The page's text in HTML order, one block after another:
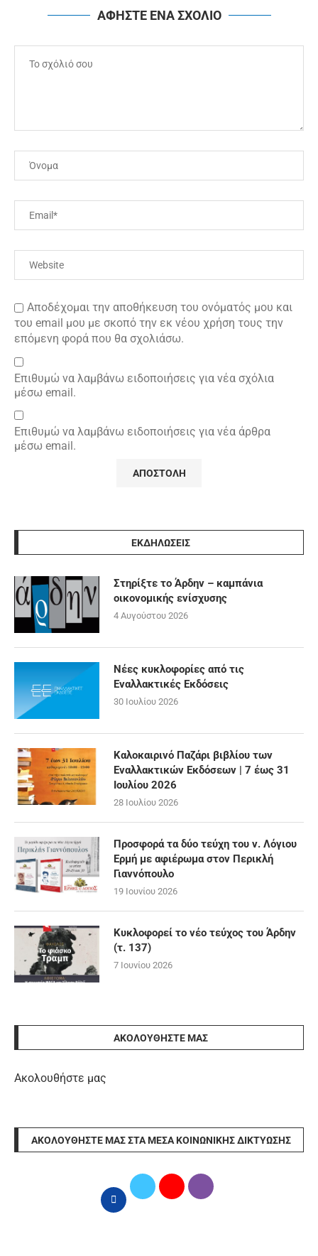
ΑΦΗΣΤΕ ΕΝΑ ΣΧΟΛΙΟ
Αποδέχομαι την αποθήκευση του ονόματός μου και
του email μου με σκοπό την εκ νέου χρήση τους την
επόμενη φορά που θα σχολιάσω.
Επιθυμώ να λαμβάνω ειδοποιήσεις για νέα σχόλια
μέσω email.
Επιθυμώ να λαμβάνω ειδοποιήσεις για νέα άρθρα
μέσω email.
ΕΚΔΗΛΩΣΕΙΣ
Στηρίξτε το Άρδην – καμπάνια
οικονομικής ενίσχυσης
4 Αυγούστου 2026
Νέες κυκλοφορίες από τις
Εναλλακτικές Εκδόσεις
30 Ιουλίου 2026
Καλοκαιρινό Παζάρι βιβλίου των
Εναλλακτικών Εκδόσεων | 7 έως 31
Ιουλίου 2026
28 Ιουλίου 2026
Προσφορά τα δύο τεύχη του ν. Λόγιου
Ερμή με αφιέρωμα στον Περικλή
Γιαννόπουλο
19 Ιουνίου 2026
Κυκλοφορεί το νέο τεύχος του Άρδην
(τ. 137)
7 Ιουνίου 2026
ΑΚΟΛΟΥΘΉΣΤΕ ΜΑΣ
Ακολουθήστε μας
ΑΚΟΛΟΥΘΉΣΤΕ ΜΑΣ ΣΤΑ ΜΈΣΑ ΚΟΙΝΩΝΙΚΉΣ ΔΙΚΤΎΩΣΗΣ